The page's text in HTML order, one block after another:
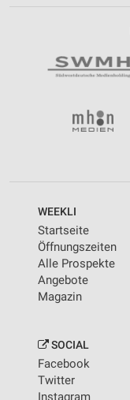
WEEKLI
Startseite
Öffnungszeiten
Alle Prospekte
Angebote
Magazin
SOCIAL
Facebook
Twitter
Instagram